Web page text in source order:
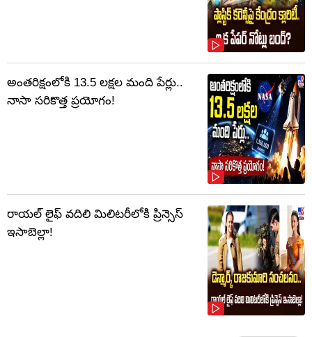
అంతరిక్షంలోకి 13.5 లక్షల మంది పేర్లు..
నాసా సరికొత్త ప్రయోగం!
రాయల్ లైఫ్ వదిలి మిలిటరీలోకి ప్రిన్సెస్
ఇసాబెల్లా!